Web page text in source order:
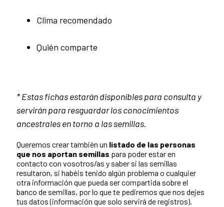
Clima recomendado
Quién comparte
* Estas fichas estarán disponibles para consulta y
servirán para resguardar los conocimientos
ancestralesen torno a las semillas.
Queremos crear también un listado de las personas
que nos aportan semillas para poder estar en
contacto con vosotros/as y saber si las semillas
resultaron, si habéis tenido algún problema o cualquier
otra información que pueda ser compartida sobre el
banco de semillas, por lo que te pediremos que nos dejes
tus datos (información que solo servirá de registros).